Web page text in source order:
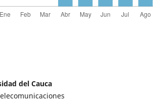
del Cauca